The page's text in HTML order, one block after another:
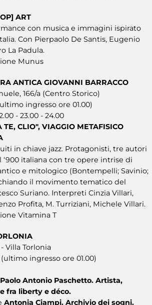
ART
con musica e immagini ispirato
Con Pierpaolo De Santis, Eugenio
La Padula.
Munus
ANTICA GIOVANNI BARRACCO
166/a (Centro Storico)
ingresso ore 01.00)
- 23.00 - 24.00
CLIO", VIAGGIO METAFISICO
in chiave jazz. Protagonisti, tre autori
italiana con tre opere intrise di
e mitologico (Bontempelli; Savinio;
il movimento tematico del
Suriano. Interpreti Cinzia Villari,
Profita, M. Turriziani, Michele Villari.
Vitamina T
Villa Torlonia
ingresso ore 01.00)
Paolo Antonio Paschetto. Artista,
fra liberty e déco.
Antonia Ciampi. Archivio dei sogni.